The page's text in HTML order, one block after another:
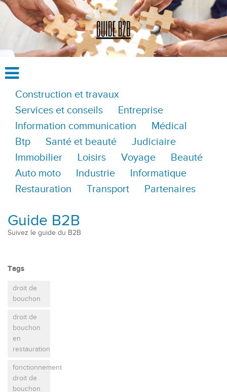
Construction et travaux
Services et conseils
Entreprise
Information communication
Médical
Btp
Santé et beauté
Judiciaire
Immobilier
Loisirs Voyage
Beauté
Auto moto
Industrie
Informatique
Restauration
Transport Partenaires
Guide B2B
Suivez le guide du B2B
Tags
droit de
bouchon
droit de
bouchon
en
restauration
fonctionnement
droit de
bouchon